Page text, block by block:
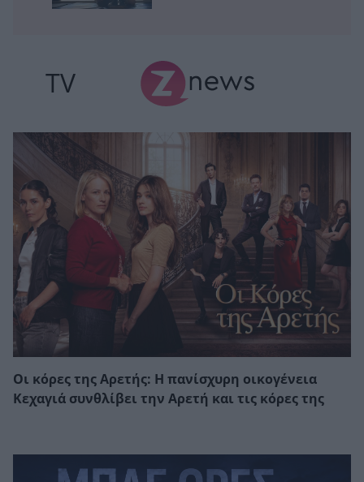
TV
Οι κόρες της Αρετής: Η πανίσχυρη οικογένεια
Κεχαγιά συνθλίβει την Αρετή και τις κόρες της